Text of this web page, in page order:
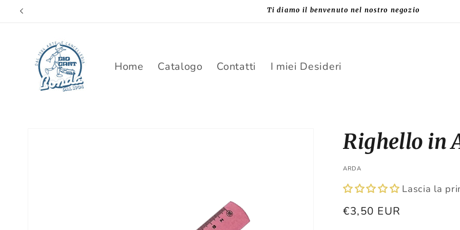
direttamente
Ti diamo il benvenuto nel nostro negozio
Home Catalogo Contatti I miei Desideri
Righello in
ARDA
Lascia la
Prezzo
€3,50 EUR